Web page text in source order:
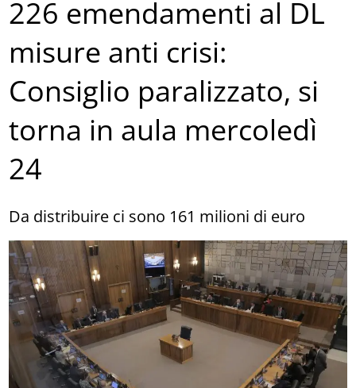
226 emendamenti al DL
misure anti crisi:
Consiglio paralizzato, si
torna in aula mercoledì
24
Da distribuire ci sono 161 milioni di euro